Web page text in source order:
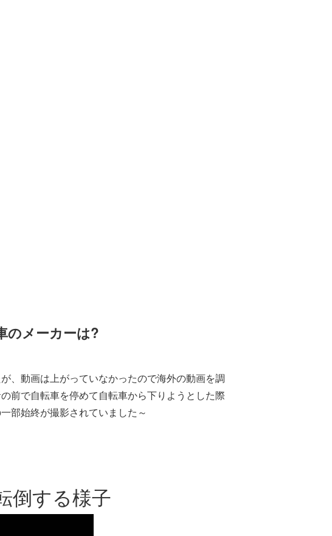
のメーカーは?
、動画は上がっていなかったので海外の動画を調
前で自転車を停めて自転車から下りようとした際
部始終が撮影されていました～
倒する様子